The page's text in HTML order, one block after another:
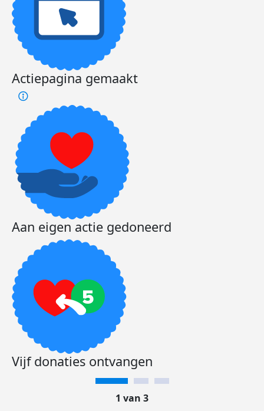
Actiepagina gemaakt
Aan eigen actie gedoneerd
Vijf donaties ontvangen
1 van 3